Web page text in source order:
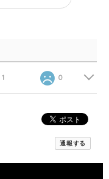
1 0
通報する